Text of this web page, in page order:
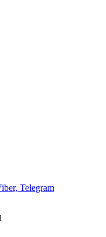
Telegram